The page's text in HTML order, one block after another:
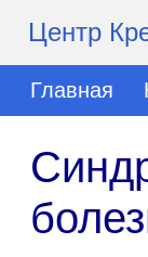
Центр
Главная